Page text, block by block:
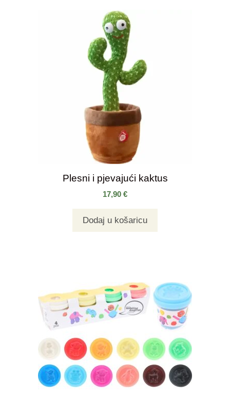
Plesni i pjevajući kaktus
17,90 €
Dodaj u košaricu